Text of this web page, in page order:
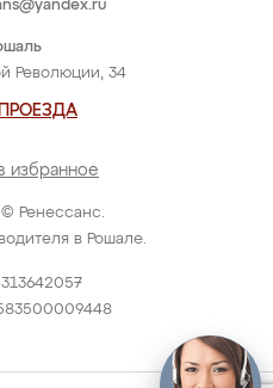
Ренессанс.
в Рошале.
Революции, 34
избранное